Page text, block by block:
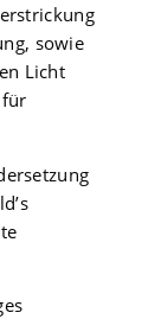
sowie
Licht